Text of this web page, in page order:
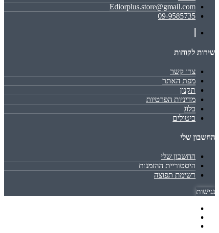
Ediorplus.store@gmail.com
09-9585735
שירות לקוחות
צרו קשר
מפת האתר
תקנון
מדיניות הפרטיות
בלוג
ביטולים
החשבון שלי
החשבון שלי
היסטוריית ההזמנות
רשימת תפוצה
נגישות